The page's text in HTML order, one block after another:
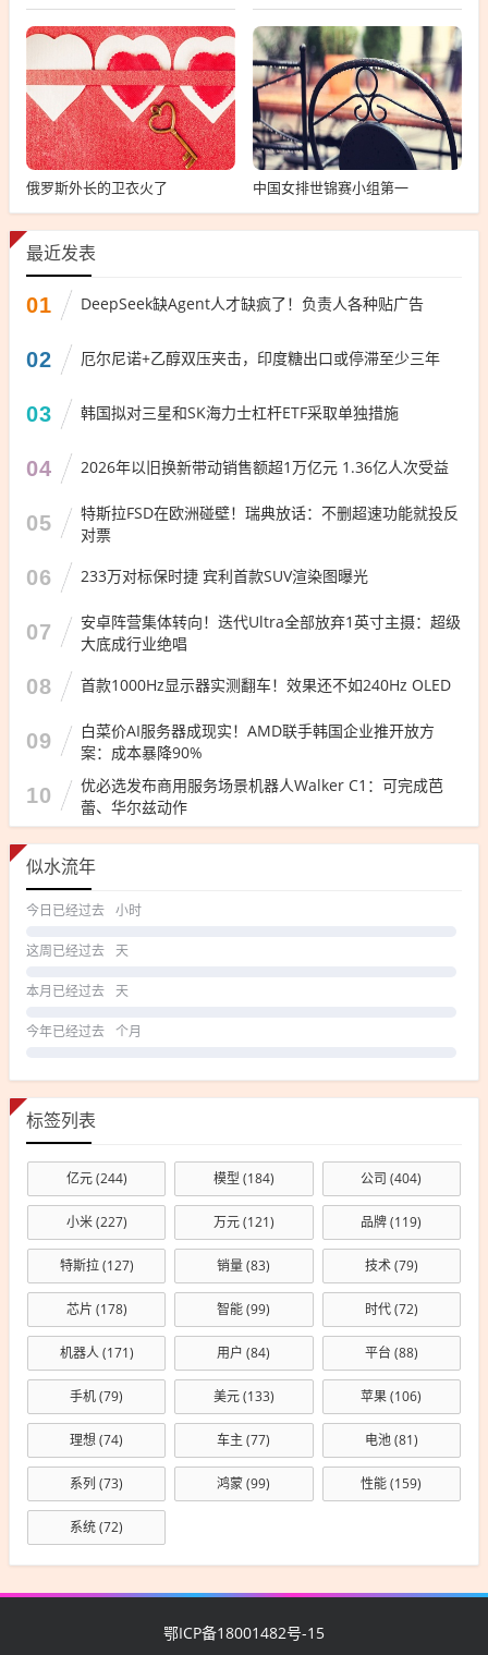
俄罗斯外长的卫衣火了 中国女排世锦赛小组第一
最近发表
01 DeepSeek缺Agent人才缺疯了！负责人各种贴广告
02 厄尔尼诺+乙醇双压夹击，印度糖出口或停滞至少三年
03 韩国拟对三星和SK海力士杠杆ETF采取单独措施
04 2026年以旧换新带动销售额超1万亿元 1.36亿人次受益
05
特斯拉FSD在欧洲碰壁！瑞典放话：不删超速功能就投反
对票
06 233万对标保时捷 宾利首款SUV渲染图曝光
07
安卓阵营集体转向！迭代Ultra全部放弃1英寸主摄：超级
大底成行业绝唱
08 首款1000Hz显示器实测翻车！效果还不如240Hz OLED
09
白菜价AI服务器成现实！AMD联手韩国企业推开放方
案：成本暴降90%
10
优必选发布商用服务场景机器人Walker C1：可完成芭
蕾、华尔兹动作
似水流年
今日已经过去 小时
这周已经过去 天
本月已经过去 天
今年已经过去 个月
标签列表
亿元(244) 模型 (184) 公司 (404)
小米(227) 万元(121) 品牌(119)
特斯拉(127) 销量(83) 技术(79)
芯片 (178) 智能(99) 时代(72)
机器人(171) 用户 (84) 平台 (88)
手机(79) 美元(133) 苹果(106)
理想(74) 车主 (77) 电池(81)
系列 (73) 鸿蒙(99) 性能(159)
系统(72)
鄂ICP备18001482号-15